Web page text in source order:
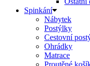
Spinkání
Nábytek
Postýlky
Cestovní
Ohrádky
Matrace
Proutěné